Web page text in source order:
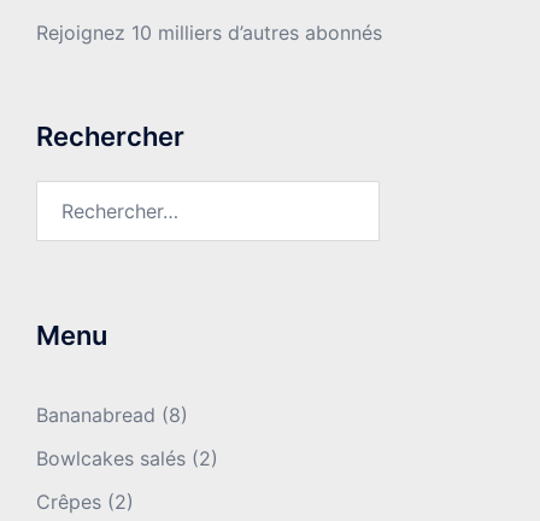
Rejoignez 10 milliers d’autres abonnés
Rechercher
Menu
Bananabread (8)
Bowlcakes salés (2)
Crêpes (2)